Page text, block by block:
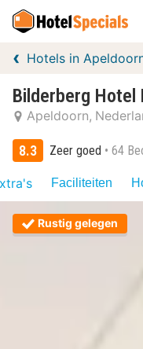
Hotels in
Bilderberg Hotel
Apeldoorn
8.3 Zeer goed 64
Faciliteiten
Rustig gelegen